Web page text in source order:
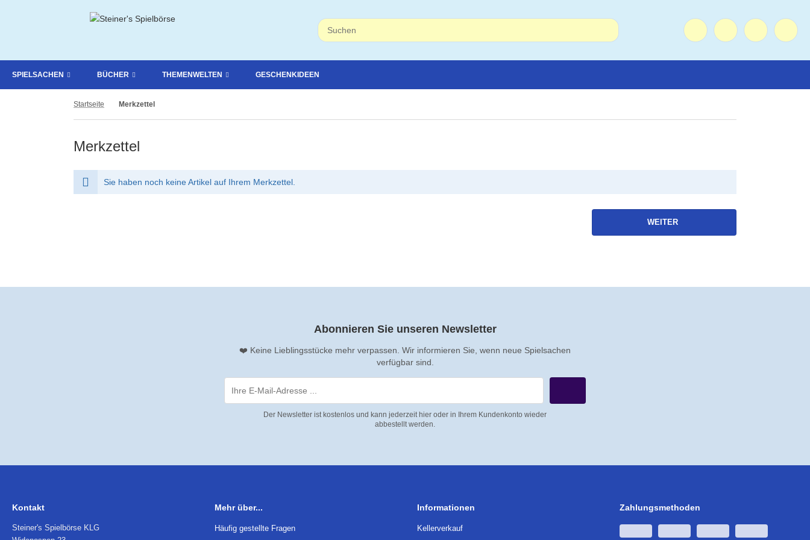
SPIELSACHEN BÜCHER THEMENWELTEN GESCHENKIDEEN
Startseite Merkzettel
Merkzettel
Sie haben noch keine Artikel auf Ihrem Merkzettel.
WEITER
Abonnieren Sie unseren Newsletter
❤️ Keine Lieblingsstücke mehr verpassen. Wir informieren Sie, wenn neue Spielsachen
verfügbar sind.
Der Newsletter ist kostenlos und kann jederzeit hier oder in Ihrem Kundenkonto wieder
abbestellt werden.
Kontakt
Steiner's Spielbörse KLG
Mehr über...
Häufig gestellte Fragen
Informationen
Kellerverkauf
Zahlungsmethoden